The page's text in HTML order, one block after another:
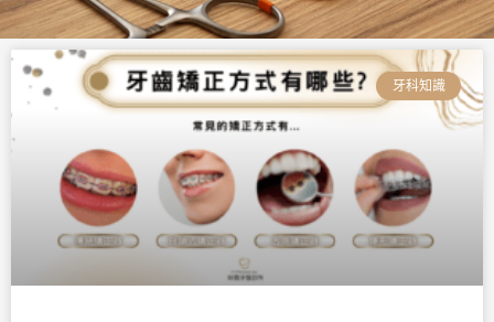
牙科知識
頁
面
頁
面
頁
面
頁
面
頁
面
頁
面